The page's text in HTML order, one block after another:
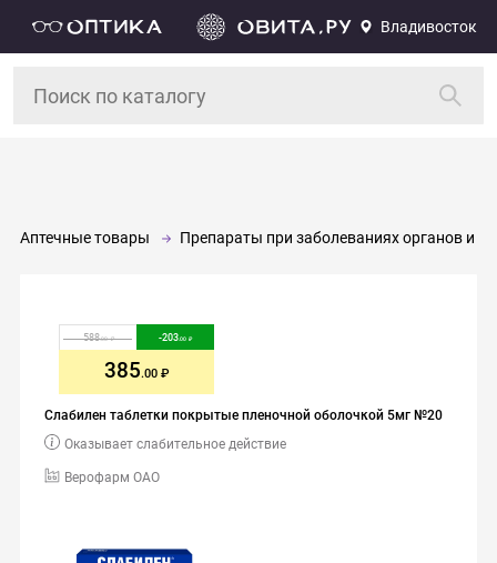
Владивосток
Аптечные товары Препараты при заболеваниях органов и
Слабилен таблетки покрытые пленочной оболочкой 5мг №20
Верофарм ОАО
Оказывает слабительное действие
588.00 -203.00
385.00